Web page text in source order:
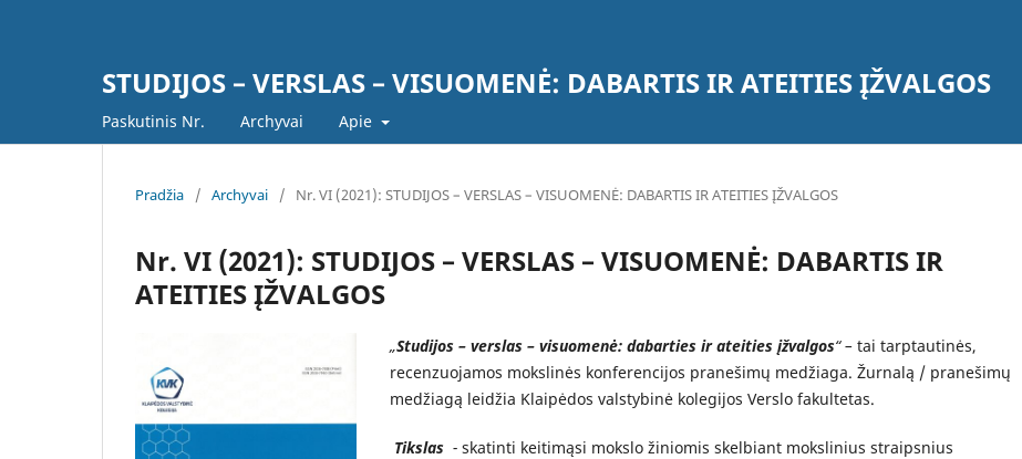
STUDIJOS – VERSLAS – VISUOMENĖ: DABARTIS IR ATEITIES ĮŽVALGOS
Paskutinis Nr. Archyvai Apie
Pradžia / Archyvai / Nr. VI (2021): STUDIJOS – VERSLAS – VISUOMENĖ: DABARTIS IR ATEITIES ĮŽVALGOS
Nr. VI (2021): STUDIJOS – VERSLAS – VISUOMENĖ: DABARTIS IR
ATEITIES ĮŽVALGOS
„Studijos – verslas – visuomenė: dabarties ir ateities įžvalgos“ – tai tarptautinės,
recenzuojamos mokslinės konferencijos pranešimų medžiaga. Žurnalą / pranešimų
medžiagą leidžia Klaipėdos valstybinė kolegijos Verslo fakultetas.
Tikslas - skatinti keitimąsi mokslo žiniomis skelbiant mokslinius straipsnius